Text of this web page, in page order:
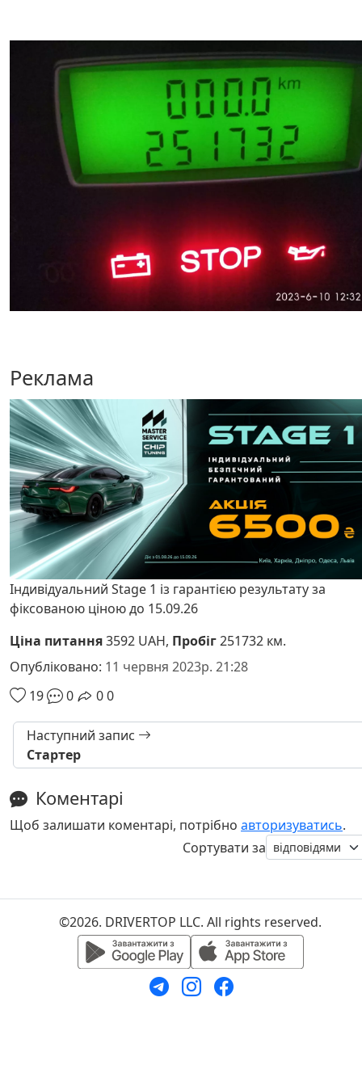
Реклама
Індивідуальний Stage 1 із гарантією результату за
фіксованою ціною до 15.09.26
Ціна питання3592 UAH, Пробіг251732 км.
Опубліковано: 11 червня 2023р. 21:28
19
0 00
Наступний запис
Стартер
Коментарі
Щоб залишати коментарі, потрібно авторизуватись.
Сортувати за
©2026. DRIVERTOP LLC. All rights reserved.